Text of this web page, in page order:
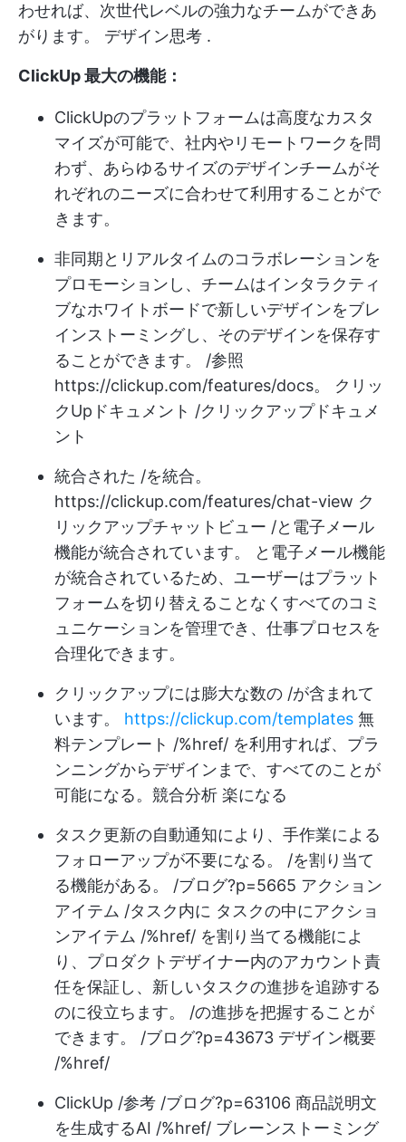
わせれば、次世代レベルの強力なチームができあ
がります。 デザイン思考 .
ClickUp 最大の機能：
ClickUpのプラットフォームは高度なカスタ
マイズが可能で、社内やリモートワークを問
わず、あらゆるサイズのデザインチームがそ
れぞれのニーズに合わせて利用することがで
きます。
非同期とリアルタイムのコラボレーションを
プロモーションし、チームはインタラクティ
ブなホワイトボードで新しいデザインをブレ
インストーミングし、そのデザインを保存す
ることができます。 /参照
https://clickup.com/features/docs。
クリッ
クUpドキュメント /クリックアップドキュメ
ント
統合された /を統合。
https://clickup.com/features/chat-view ク
リックアップチャットビュー /と電子メール
機能が統合されています。 と電子メール機能
が統合されているため、ユーザーはプラット
フォームを切り替えることなくすべてのコミ
ュニケーションを管理でき、仕事プロセスを
合理化できます。
クリックアップには膨大な数の /が含まれて
います。 https://clickup.com/templates 無
料テンプレート /%href/ を利用すれば、プラ
ンニングからデザインまで、すべてのことが
可能になる。 競合分析 楽になる
タスク更新の自動通知により、手作業による
フォローアップが不要になる。 /を割り当て
る機能がある。 /ブログ?p=5665 アクション
アイテム /タスク内に タスクの中にアクショ
ンアイテム /%href/ を割り当てる機能によ
り、プロダクトデザイナー内のアカウント責
任を保証し、新しいタスクの進捗を追跡する
のに役立ちます。 /の進捗を把握することが
できます。 /ブログ?p=43673 デザイン概要
/%href/
ClickUp /参考 /ブログ?p=63106 商品説明文
を生成するAI /%href/ ブレーンストーミング